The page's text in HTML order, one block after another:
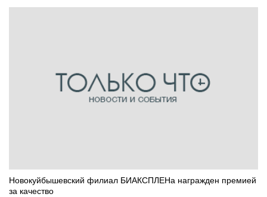
Новокуйбышевский филиал БИАКСПЛЕНа награжден премией
за качество